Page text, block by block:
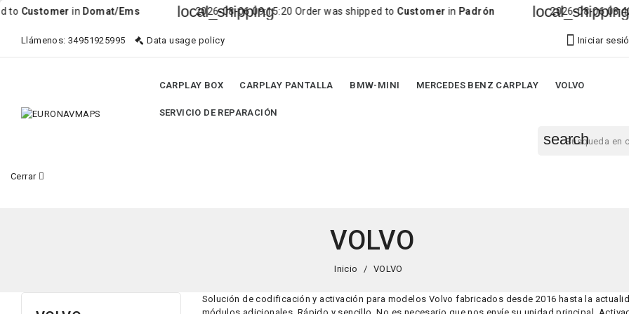
inDomat/Ems local_shipping
2026-08-06 09:15:20 Order was shipped to CustomerinPadrón local_shipping
2026-08-06 08:42:29 Order
Llámenos:34951925995 Data usage policy  Iniciar
CARPLAY BOX CARPLAY PANTALLA BMW-MINI MERCEDES BENZ CARPLAY VOLVO
SERVICIO DE REPARACIÓN
search
Cerrar
VOLVO
Inicio VOLVO
Solución de codificación y activación para modelos Volvo fabricados desde 2016 hasta la